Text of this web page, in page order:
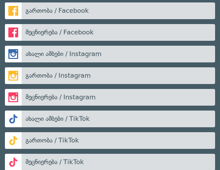
გართობა / Facebook
მეცნიერება / Facebook
ახალი ამბები / Instagram
გართობა / Instagram
მეცნიერება / Instagram
ახალი ამბები / TikTok
გართობა / TikTok
მეცნიერება / TikTok